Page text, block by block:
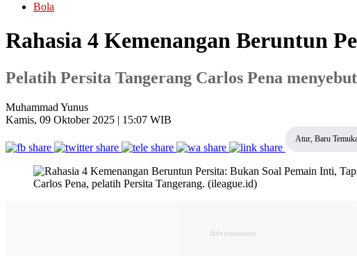
Bola
Rahasia 4 Kemenangan Beruntun
Pelatih Persita Tangerang Carlos Pena
Muhammad Yunus
Kamis, 09 Oktober 2025 | 15:07 WIB
Atur, Baru
Carlos Pena, pelatih Persita Tangerang. (ileague.id)